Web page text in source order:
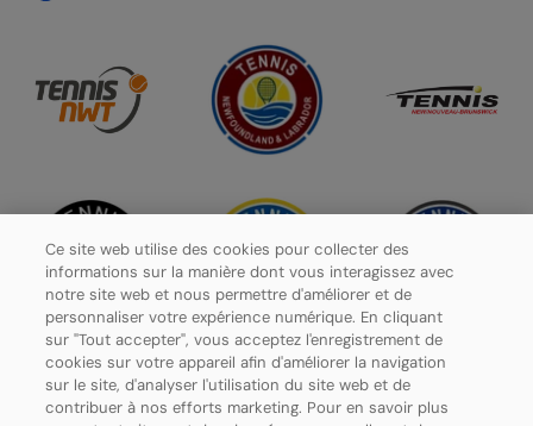
Ce site web utilise des cookies pour collecter des
informations sur la manière dont vous interagissez avec
notre site web et nous permettre d'améliorer et de
personnaliser votre expérience numérique. En cliquant
sur "Tout accepter", vous acceptez l'enregistrement de
cookies sur votre appareil afin d'améliorer la navigation
sur le site, d'analyser l'utilisation du site web et de
contribuer à nos efforts marketing. Pour en savoir plus